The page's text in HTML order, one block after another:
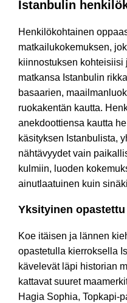
Istanbulin
Henkilökohtainen
matkailukokemuksen,
kiinnostuksen
matkansa Istanbulin
basaarien,
ruokakentän kautta.
anekdoottiensa kautta
käsityksen Istanbulista,
nähtävyydet vain
kulmiin, luoden
ainutlaatuinen kuin
Yksityinen
Koe itäisen ja lännen
opastetulla kierroksella
kävelevät läpi historian
kattavat suuret
Hagia Sophia, Topkapi-